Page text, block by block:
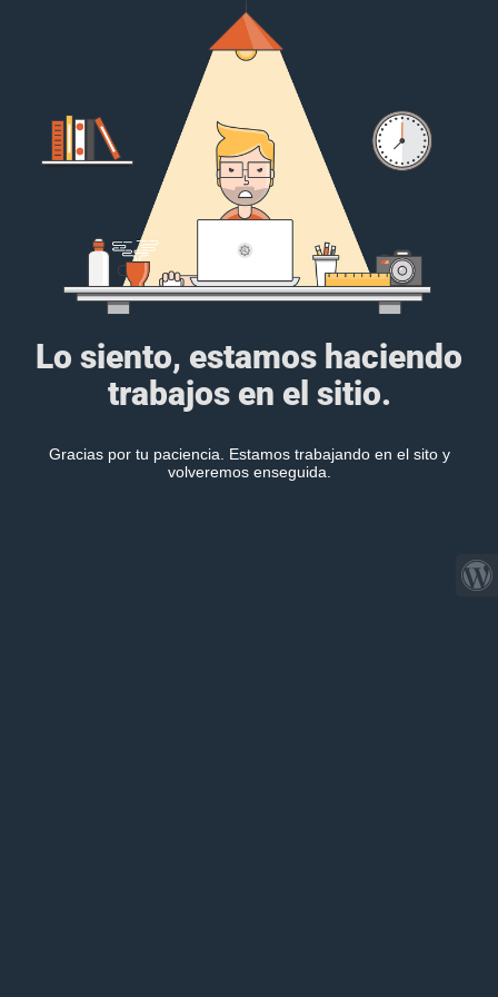
Lo siento, estamos haciendo
trabajos en el sitio.
Gracias por tu paciencia. Estamos trabajando en el sito y
volveremos enseguida.